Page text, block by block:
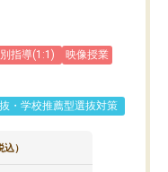
指導(1:1)
映像授業
・学校推薦型選抜対策
込）